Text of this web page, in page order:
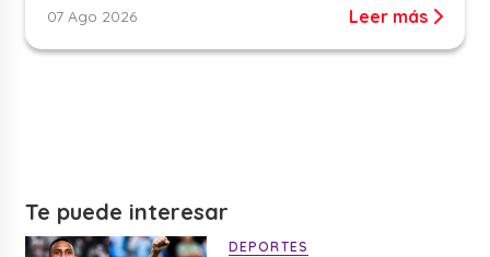
07 Ago 2026 Leer más
Te puede interesar
DEPORTES